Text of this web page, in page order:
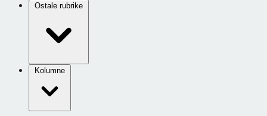
Ostale rubrike
Kolumne